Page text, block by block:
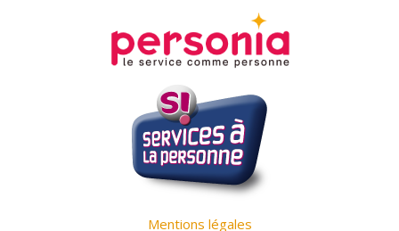
Mentions légales